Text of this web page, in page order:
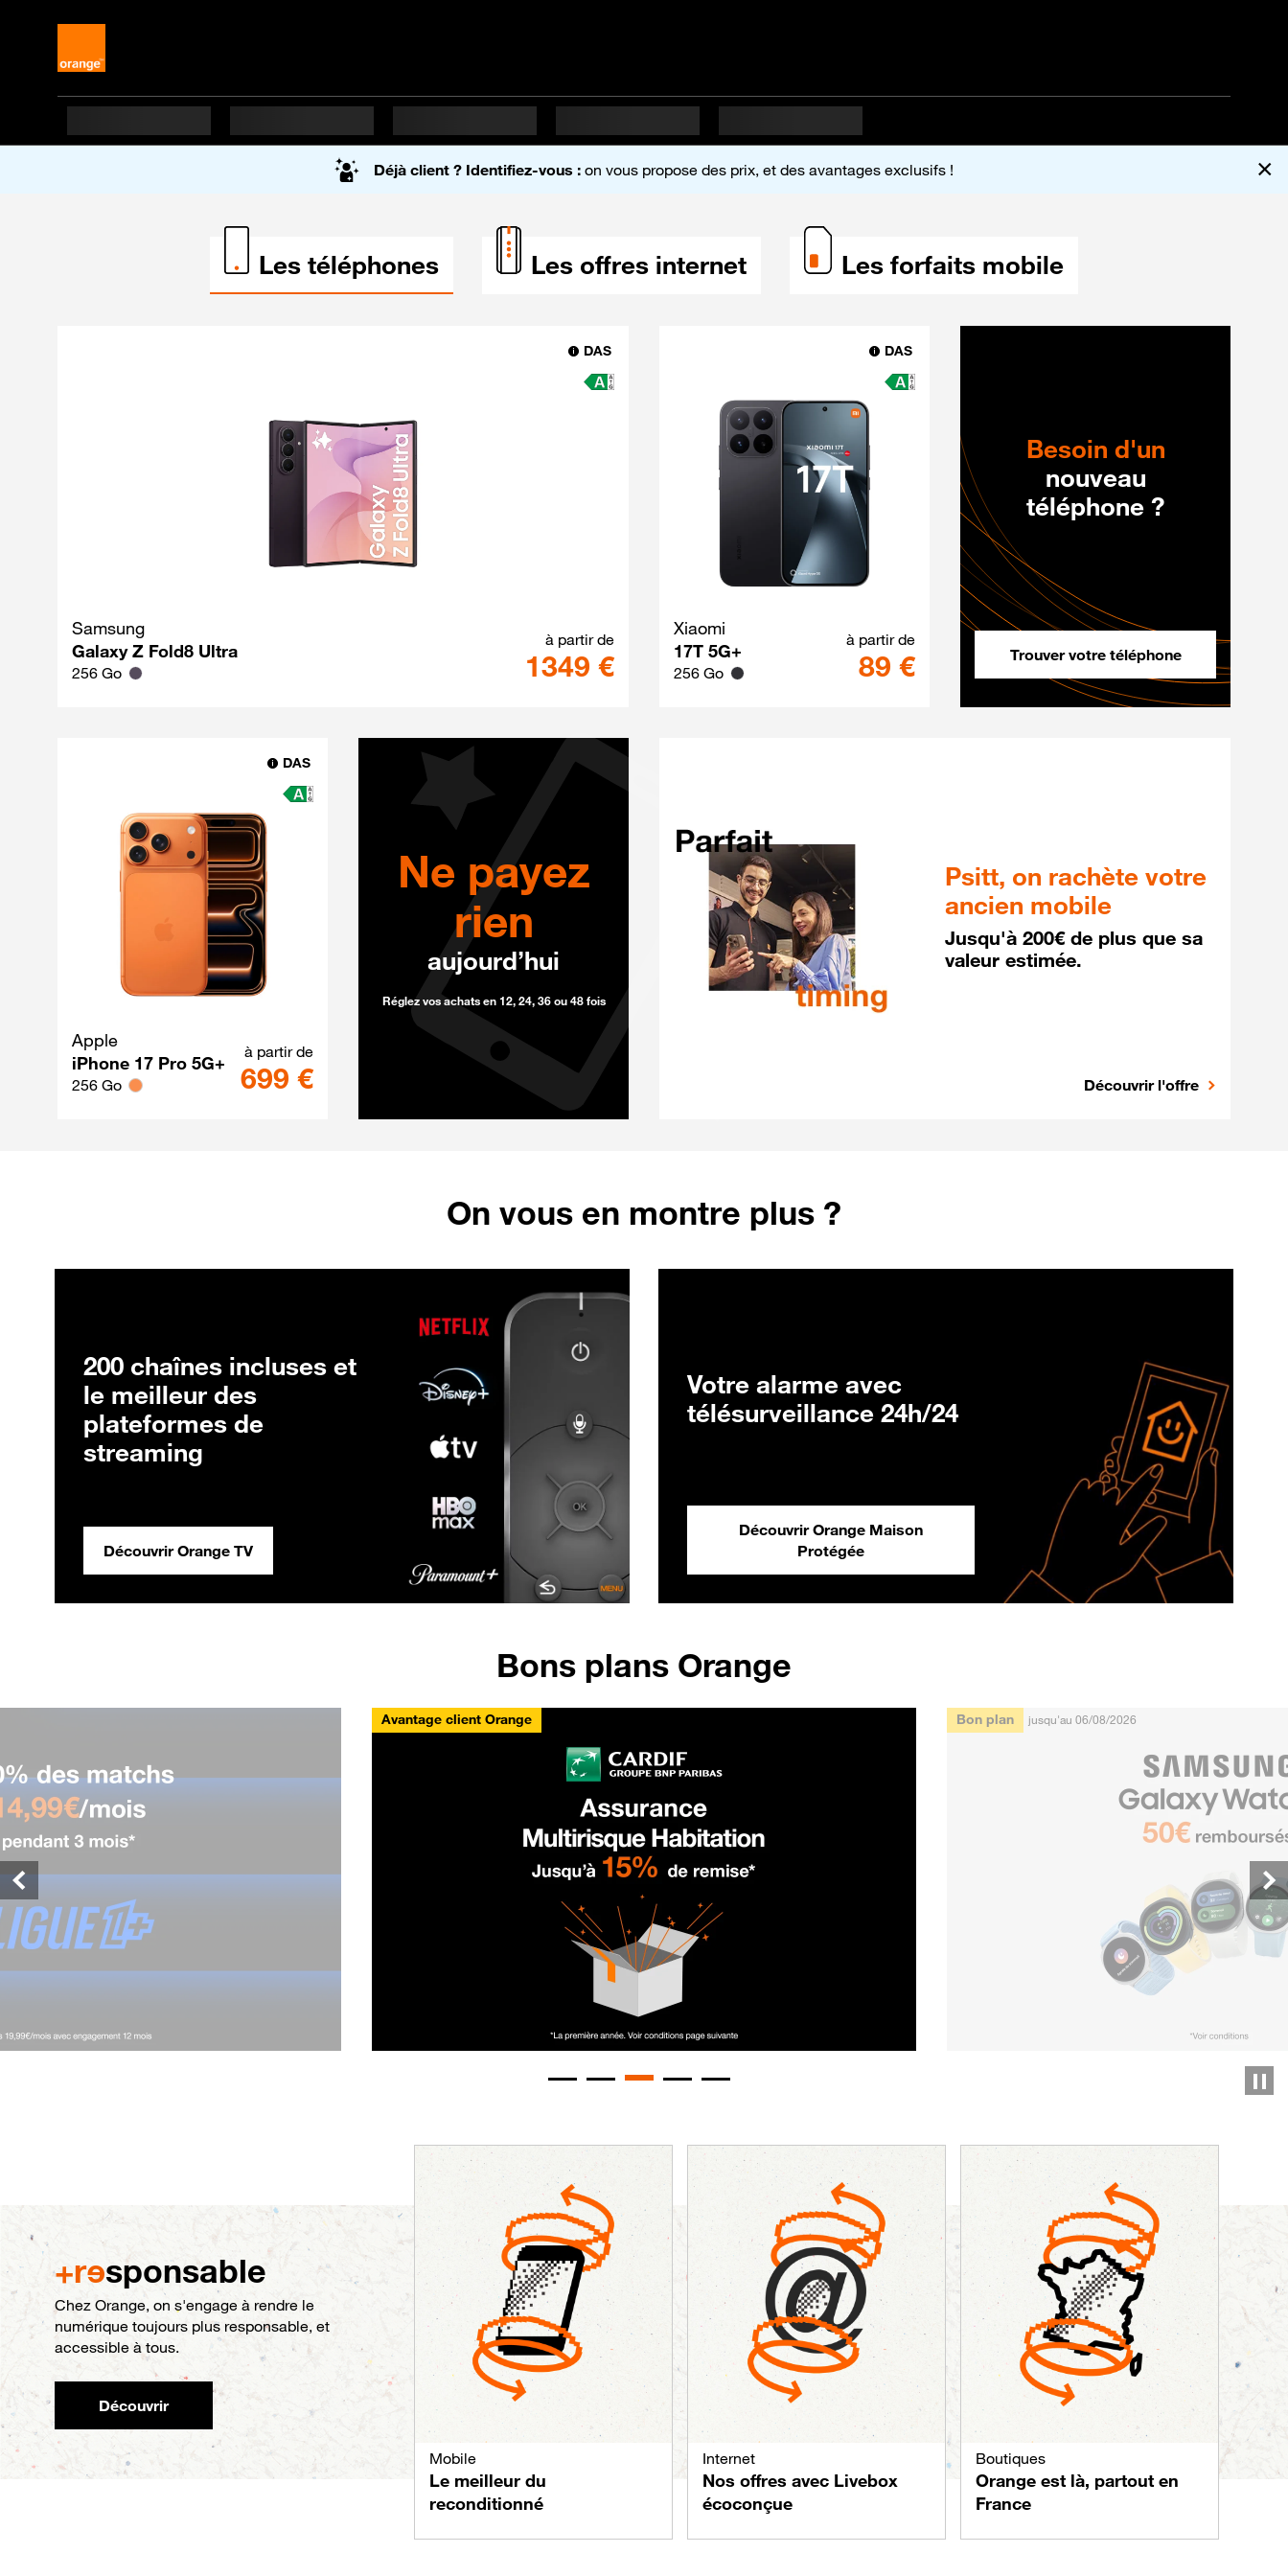
Accueil du site OrangeDéjà client ? Identifiez-vous : on vous propose des prix, et des avantages exclusifs ! ×
Les téléphones Les offres internet Les forfaits mobile
Samsung
Galaxy Z Fold8 Ultra
256 Go
Galaxy Z Fold8 Ultra Techno Violet 256Go au prix de 1349 €
à partir de
1349 €
DAS
Xiaomi
17T 5G+
256 Go
17T 5G+ Noir 256Go au prix de 89 €
à partir de
89 €
DAS
Besoin d'un
nouveau
téléphone ?
Trouver votre téléphone
Apple
iPhone 17 Pro 5G+
256 Go
iPhone 17 Pro 5G+ Orange cosmique 256Go au prix de 699 €
à partir de
699 €
DAS
Ne payez
rien
aujourd’hui
Réglez vos achats en 12, 24, 36 ou 48 fois
Psitt, on rachète votre
ancien mobile
Jusqu'à 200€ de plus que sa
valeur estimée.
Découvrir l'offre
On vous en montre plus ?
200 chaînes incluses et
le meilleur des
plateformes de
streaming
Découvrir Orange TV
Votre alarme avec
télésurveillance 24h/24
Découvrir Orange Maison
Protégée
Bons plans Orange
Avantage client Orange Bon plan jusqu'au 06/08/2026
+responsable
Chez Orange, on s'engage à rendre le
numérique toujours plus responsable, et
accessible à tous.
Découvrir
Mobile
Le meilleur du
reconditionné
Internet
Nos offres avec Livebox
écoconçue
Boutiques
Orange est là, partout en
France